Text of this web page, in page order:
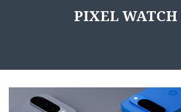
PIXEL WATCH